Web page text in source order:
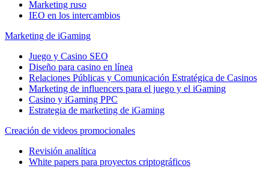
Marketing ruso
IEO en los intercambios
Marketing de iGaming
Juego y Casino SEO
Diseño para casino en línea
Relaciones Públicas y Comunicación Estratégica de Casinos
Marketing de influencers para el juego y el iGaming
Casino y iGaming PPC
Estrategia de marketing de iGaming
Creación de videos promocionales
Revisión analítica
White papers para proyectos criptográficos